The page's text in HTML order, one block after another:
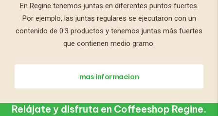
En Regine tenemos juntas en diferentes puntos fuertes.
Por ejemplo, las juntas regulares se ejecutaron con un
contenido de 0.3 productos y tenemos juntas más fuertes
que contienen medio gramo.
mas informacion
Relájate y disfruta en Coffeeshop Regine.